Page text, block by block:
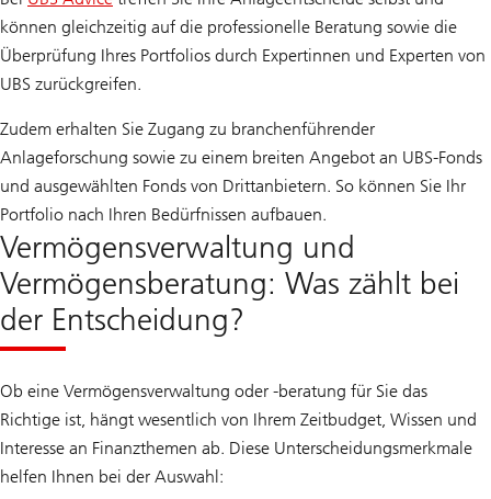
können gleichzeitig auf die professionelle Beratung sowie die
Überprüfung Ihres Portfolios durch Expertinnen und Experten von
UBS zurückgreifen.
Zudem erhalten Sie Zugang zu branchenführender
Anlageforschung sowie zu einem breiten Angebot an UBS-Fonds
und ausgewählten Fonds von Drittanbietern. So können Sie Ihr
Portfolio nach Ihren Bedürfnissen aufbauen.
Vermögensverwaltung und
Vermögensberatung: Was zählt bei
der Entscheidung?
Ob eine Vermögensverwaltung oder -beratung für Sie das
Richtige ist, hängt wesentlich von Ihrem Zeitbudget, Wissen und
Interesse an Finanzthemen ab. Diese Unterscheidungsmerkmale
helfen Ihnen bei der Auswahl: